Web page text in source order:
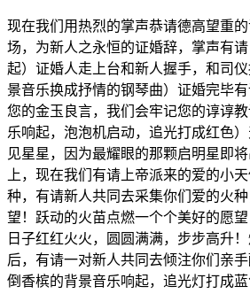
现在我们用热烈的掌声恭请德高望重
场，为新人之永恒的证婚辞，掌声有
起）证婚人走上台和新人握手，和司
景音乐换成抒情的钢琴曲）证婚完毕
您的金玉良言，我们会牢记您的谆谆
乐响起，泡泡机启动，追光打成红色
见星星，因为最耀眼的那颗启明星即
上，现在我们有请上帝派来的爱的小
种，有请新人共同去采集你们爱的火
望！跃动的火苗点燃一个个美好的愿
日子红红火火，圆圆满满，步步高升
后，有请一对新人共同去倾注你们亲
倒香槟的背景音乐响起，追光灯打成